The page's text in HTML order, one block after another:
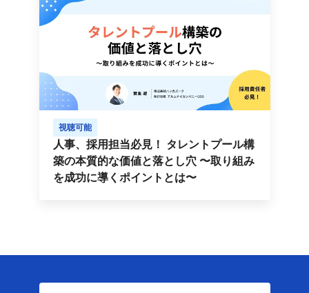
視聴可能
人事、採用担当必見！ タレントプール構
築の本質的な価値と落とし穴 〜取り組み
を成功に導くポイントとは〜